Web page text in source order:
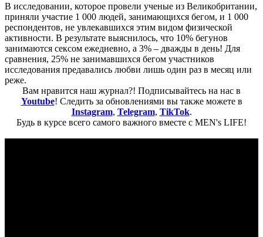
В исследовании, которое провели ученые из Великобритании,
приняли участие 1 000 людей, занимающихся бегом, и 1 000
респондентов, не увлекавшихся этим видом физической
активности. В результате выяснилось, что 10% бегунов
занимаются сексом ежедневно, а 3% – дважды в день! Для
сравнения, 25% не занимавшихся бегом участников
исследования предавались любви лишь один раз в месяц или
реже.
Вам нравится наш журнал?! Подписывайтесь на нас в
Youtube! Следить за обновлениями вы также можете в
Instagram, Telegram, TikTok.
Будь в курсе всего самого важного вместе с MEN's LIFE!